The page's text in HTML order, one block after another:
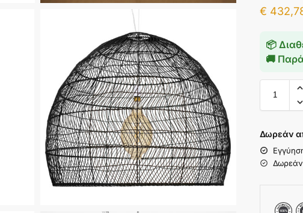
€
📦
🚚
Δωρεάν